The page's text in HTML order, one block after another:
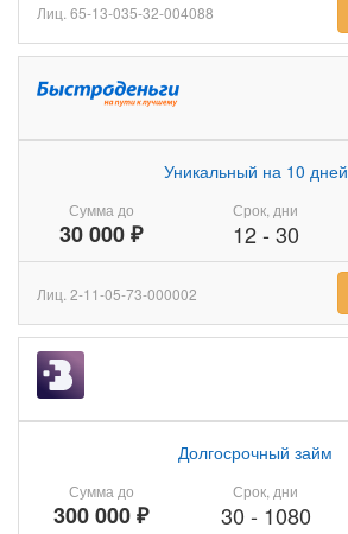
Лиц. 65-13-035-32-004088
Сумма до
30 000 ₽
Уникальный на 10 дней
Срок, дни
12- 30
Лиц. 2-11-05-73-000002
Сумма до
300 000 ₽
Долгосрочный займ
Срок, дни
30 - 1080